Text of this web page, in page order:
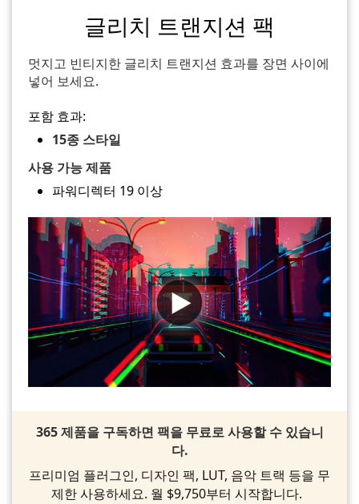
글리치 트랜지션 팩
멋지고 빈티지한 글리치 트랜지션 효과를 장면 사이에
넣어 보세요.
포함 효과:
15종 스타일
사용 가능 제품
파워디렉터 19 이상
365 제품을 구독하면 팩을 무료로 사용할 수 있습니
다.
프리미엄 플러그인, 디자인 팩, LUT, 음악 트랙 등을 무
제한 사용하세요. 월 $9,750부터 시작합니다.